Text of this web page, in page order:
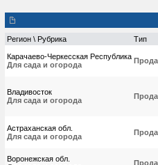
Регион \ Рубрика Тип
Карачаево-Черкесская Республика
Для сада и огорода
Владивосток
Для сада и огорода
Астраханская обл.
Для сада и огорода
Воронежская обл.